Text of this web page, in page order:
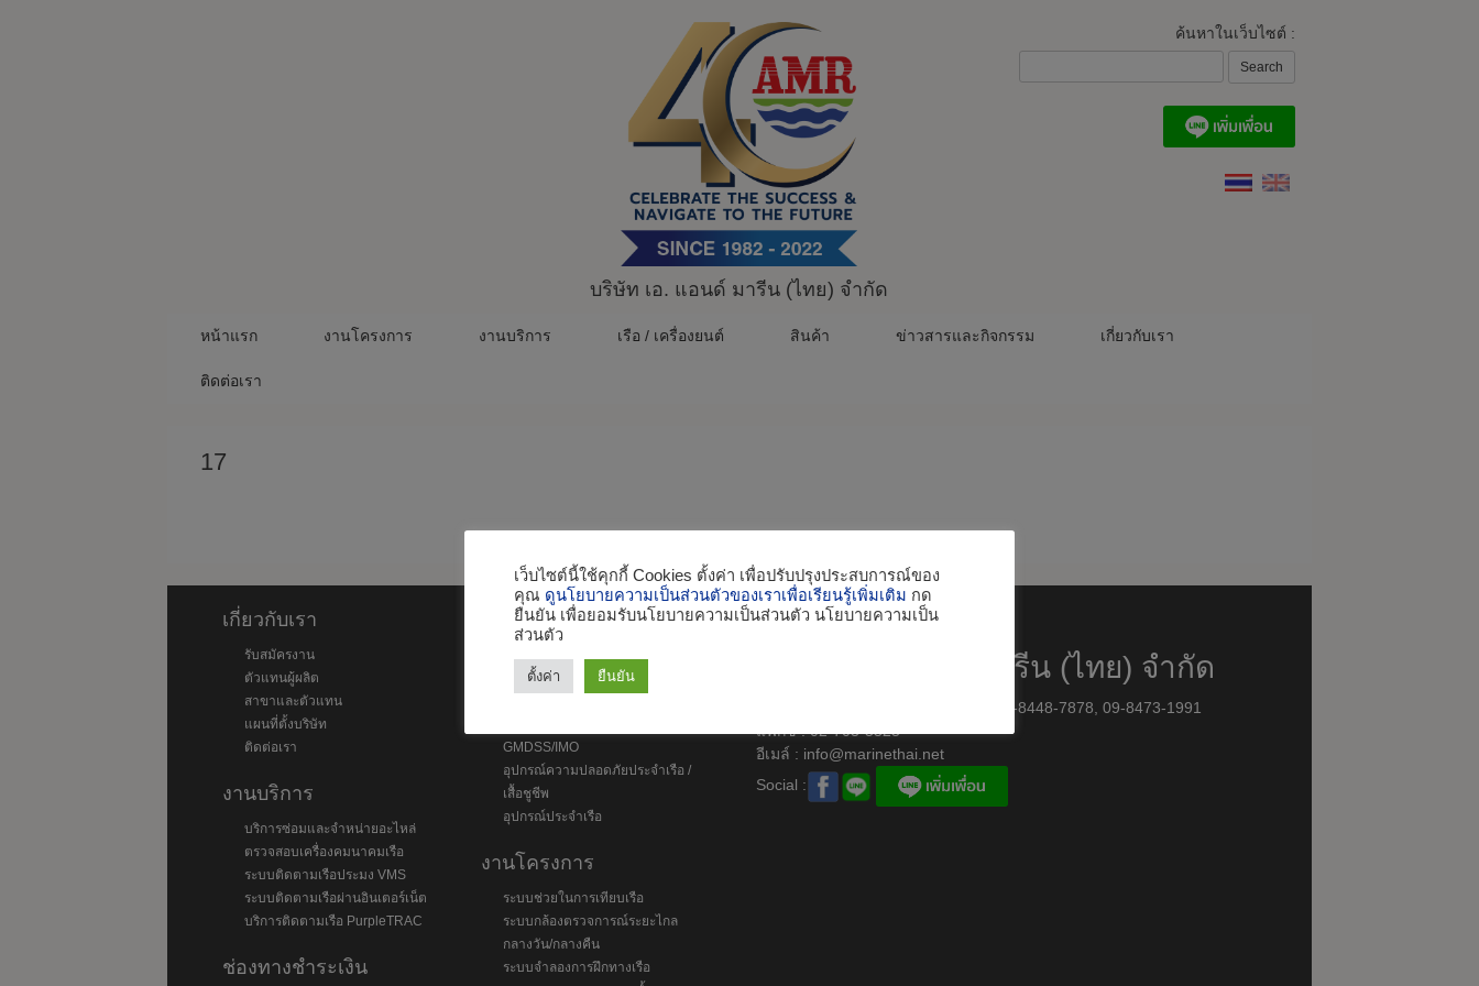
บริษัท เอ. แอนด์ มารีน (ไทย) จำกัด
ค้นหาในเว็บไซต์ :
หน้าแรก งานโครงการ งานบริการ เรือ / เครื่องยนต์ สินค้า ข่าวสารและกิจกรรม เกี่ยวกับเรา
ติดต่อเรา
17
เกี่ยวกับเรา
รับสมัครงาน
ตัวแทนผู้ผลิต
สาขาและตัวแทน
แผนที่ตั้งบริษัท
ติดต่อเรา
งานบริการ
บริการซ่อมและจำหน่ายอะไหล่
ตรวจสอบเครื่องคมนาคมเรือ
ระบบติดตามเรือประมง VMS
ระบบติดตามเรือผ่านอินเตอร์เน็ต
บริการติดตามเรือ PurpleTRAC
ช่องทางชำระเงิน
สินค้า
เรือ/ประมง
GMDSS/IMO
อุปกรณ์ความปลอดภัยประจำเรือ /
เสื้อชูชีพ
อุปกรณ์ประจำเรือ
งานโครงการ
ระบบช่วยในการเทียบเรือ
ระบบกล้องตรวจการณ์ระยะไกล
กลางวัน/กลางคืน
ระบบจำลองการฝึกทางเรือ
บริษัท เอ. แอนด์ มารีน (ไทย) จำกัด
โทร : 02-703-5544, 02-703-5858, 09-8448-7878, 09-8473-1991
แฟกซ์ : 02-703-5525
อีเมล์ : info@marinethai.net
Social :
เว็บไซต์นี้ใช้คุกกี้ Cookies ตั้งค่า เพื่อปรับปรุงประสบการณ์ของ
คุณ ดูนโยบายความเป็นส่วนตัวของเราเพื่อเรียนรู้เพิ่มเติม กด
ยืนยัน เพื่อยอมรับนโยบายความเป็นส่วนตัว นโยบายความเป็น
ส่วนตัว
ตั้งค่า ยืนยัน